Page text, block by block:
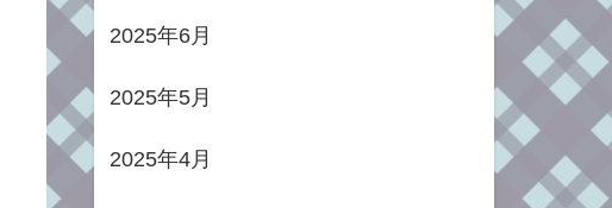
2025年6月
2025年5月
2025年4月